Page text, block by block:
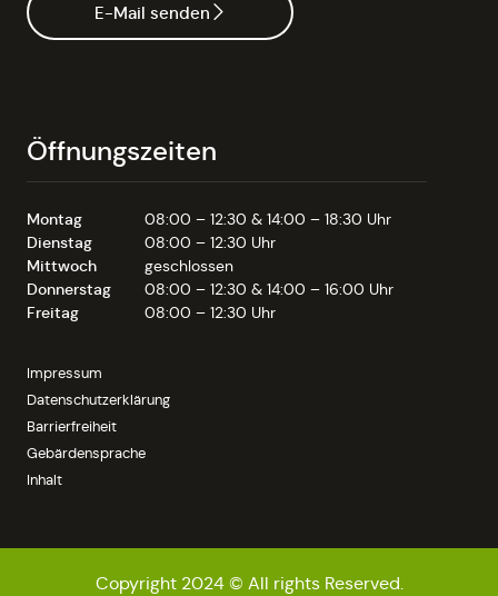
E-Mail senden
Öffnungszeiten
Montag
08:00 – 12:30 & 14:00 – 18:30 Uhr
Dienstag
08:00 – 12:30 Uhr
Mittwoch
geschlossen
Donnerstag
08:00 – 12:30 & 14:00 – 16:00 Uhr
Freitag
08:00 – 12:30 Uhr
Impressum
Datenschutzerklärung
Barrierfreiheit
Gebärdensprache
Inhalt
Copyright 2024 © All rights Reserved.